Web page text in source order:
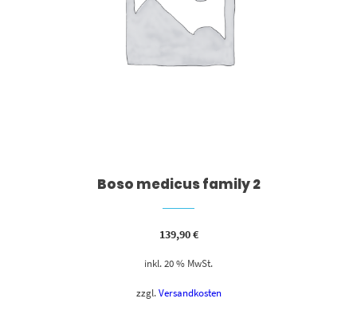
Boso medicus family 2
139,90€
inkl. 20 % MwSt.
zzgl. Versandkosten